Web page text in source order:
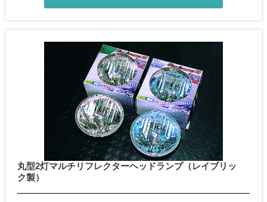
丸型2灯マルチリフレクターヘッドランプ（レイブリッ
ク製）